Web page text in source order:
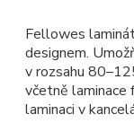
Fellowes
designem.
v rozsahu
včetně laminace
laminaci v